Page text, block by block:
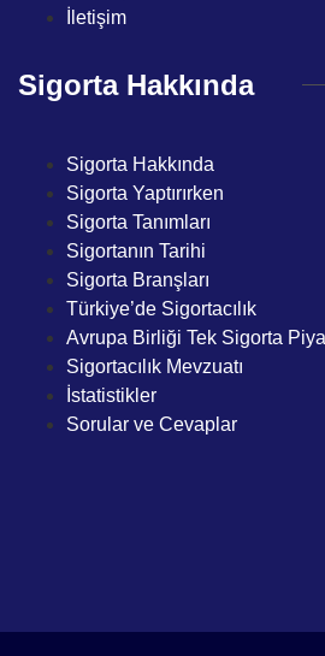
İletişim
Sigorta Hakkında
Sigorta Hakkında
Sigorta Yaptırırken
Sigorta Tanımları
Sigortanın Tarihi
Sigorta Branşları
Türkiye’de Sigortacılık
Avrupa Birliği Tek Sigorta
Sigortacılık Mevzuatı
İstatistikler
Sorular ve Cevaplar